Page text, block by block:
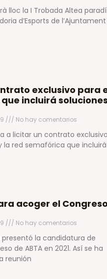
lloc la I Trobada Altea
d’Esports de l’Ajuntament
exclusivo para
incluirá
No hay comentarios
a licitar un contrato
red semafórica que incluirá
acoger el
No hay comentarios
la candidatura de
de ABTA en 2021. Así se ha
reunión